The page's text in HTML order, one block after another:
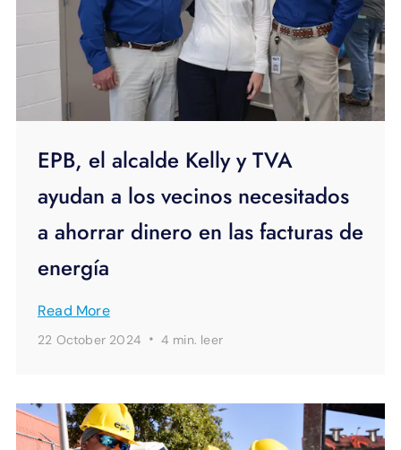
EPB, el alcalde Kelly y TVA
ayudan a los vecinos necesitados
a ahorrar dinero en las facturas de
energía
Read More
22 October 2024 · 4 min. leer